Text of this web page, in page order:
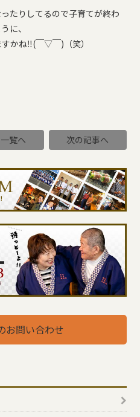
たりしてるので子育てが終わ
に、
かね‼︎(￣▽￣)（笑）
覧へ 次の記事へ
お問い合わせ